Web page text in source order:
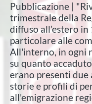
Pubblicazione |
trimestrale della
diffuso all’estero
particolare alle
All'interno, in ogni
su quanto
erano presenti
storie e profili di
all’emigrazione